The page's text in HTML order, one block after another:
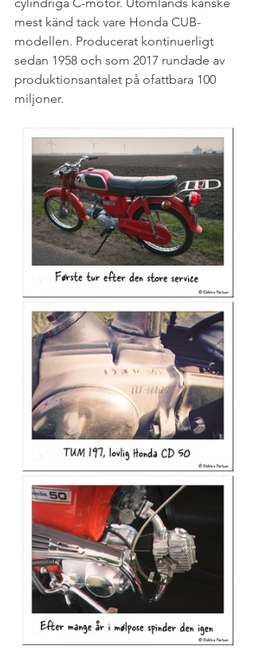
mest känd tack vare Honda CUB-
modellen. Producerat kontinuerligt
sedan 1958 och som 2017 rundade av
produktionsantalet på ofattbara 100
miljoner.